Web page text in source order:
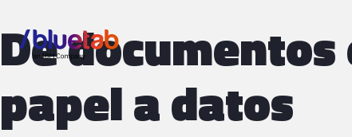
De documentos
papel a datos